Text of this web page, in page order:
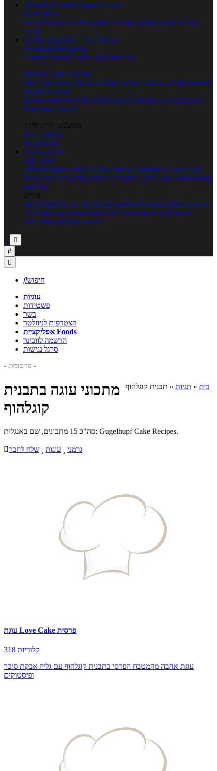
מוצרים ומאכלים מוצרים ומאכלים
מילון האוכל
תפריטי תזונה ערכים תזונתיים חיפוש ע"פ רכיבים מכילים הכי
הרבה
מחשבון קלוריות מחשבון קלוריות
מנוי FoodsDictionary
5 ימי ניסיון חינם - לחצו לפרטים נוספים
מחשבוני תזונה ובריאות
מחשבון קלוריות מחשבון שריפת קלוריות מחשבון דופק מטרה יחס
מותניים לירכיים
מחשבון BMI
מחשבון צריכת קלוריות מחשבון מינונים מומלצים
מחשבון אחוז שומן
מחשבוני הריון ולידה
מחשבון הריון
מחשבון ביוץ
כתבות כתבות
ערוצי תוכן
איך להכין בית ומשפחה בריאות מחלות ובעיות רפואה משלימה
ספורט וכושר גופני נשים, הריון ולידה טיפים והמלצות חדשות אוכל
ובריאות
טורים
בריאות בצלחת טעים ללא גלוטן טבעונות לבריאות לבשל כמו שף
תזונה לבטן רגועה מרזים ללא דיאטה מזיזים את הגוף הרזיה
ורפואה משלימה גורמה ביתי



חיפוש
עוגיות
פשטידות
בשר
הצטרפות לניוזלטר
אפליקציית Foods
הרשמה לוובינר
סרגל נגישות
- פרסומת -
בית » תגיות » תבנית קוגלהוף
מתכוני עוגה בתבנית
קוגלהוף
סה"כ 15 מתכונים, שם באנגלית: Gugelhupf Cake Recipes.
שלח לחבר עוגות גרמני
עוגת Love Cake פרסית
318 קלוריות
עוגת אהבה מהמטבח הפרסי בתבנית קוגלהוף עם גלייז אבקת סוכר
ופיסטוקים